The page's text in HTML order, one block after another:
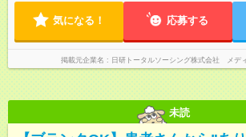
気になる！ 応募する
掲載元企業名 日研トータルソーシング株式会社 メデ
未読